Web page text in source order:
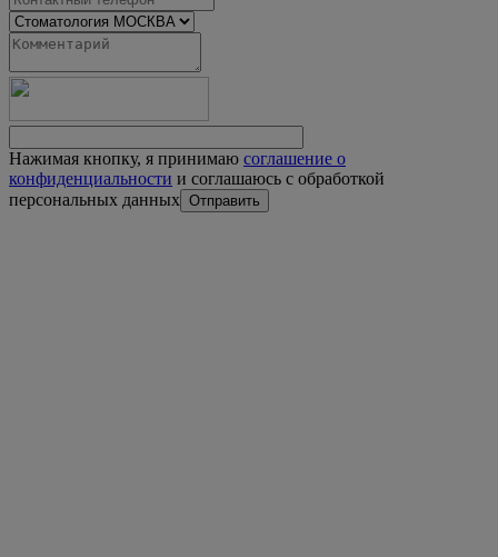
Нажимая кнопку, я принимаю соглашение о
конфиденциальности и соглашаюсь с обработкой
персональных данных